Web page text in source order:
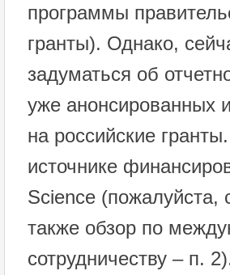
программы
гранты). Однако,
задуматься об
уже анонсированных
на российские
источнике
Science (пожалуйста,
также обзор по
сотрудничеству – п.